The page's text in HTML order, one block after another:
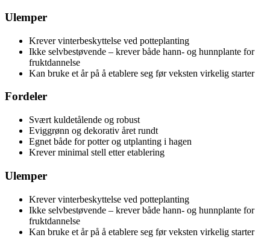
Ulemper
Krever vinterbeskyttelse ved potteplanting
Ikke selvbestøvende – krever både hann- og hunnplante for
fruktdannelse
Kan bruke et år på å etablere seg før veksten virkelig starter
Fordeler
Svært kuldetålende og robust
Eviggrønn og dekorativ året rundt
Egnet både for potter og utplanting i hagen
Krever minimal stell etter etablering
Ulemper
Krever vinterbeskyttelse ved potteplanting
Ikke selvbestøvende – krever både hann- og hunnplante for
fruktdannelse
Kan bruke et år på å etablere seg før veksten virkelig starter